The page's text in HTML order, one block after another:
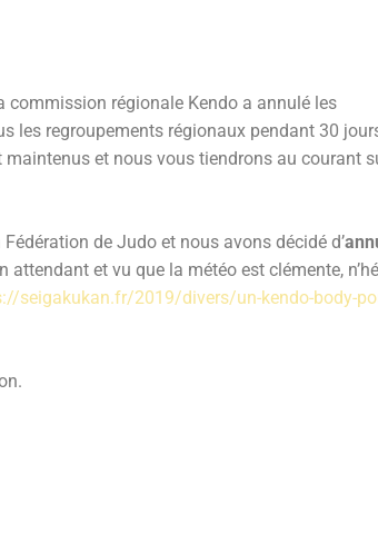
commission régionale Kendo a annulé les
les regroupements régionaux pendant 30
et nous vous tiendrons au courant
de Judo et nous avons décidé d’
attendant et vu que la météo est clémente,
seigakukan.fr/2019/divers/un-kendo-body-